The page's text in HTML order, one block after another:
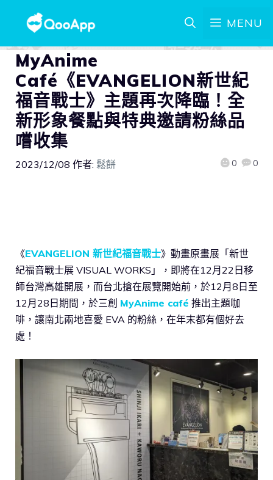
MENU
MyAnime
Café《EVANGELION新世紀
福音戰士》主題再次降臨！全
新形象餐點與特典邀請粉絲品
嚐收集
2023/12/08 作者: 鬆餅 0 0
《EVANGELION 新世紀福音戰士》動畫原畫展「新世
紀福音戰士展 VISUAL WORKS」，即將在12月22日移
師台灣高雄開展，而台北搶在展覽開始前，於12月8日至
12月28日期間，於三創 MyAnime café 推出主題咖
啡，讓南北兩地喜愛 EVA 的粉絲，在年末都有個好去
處！